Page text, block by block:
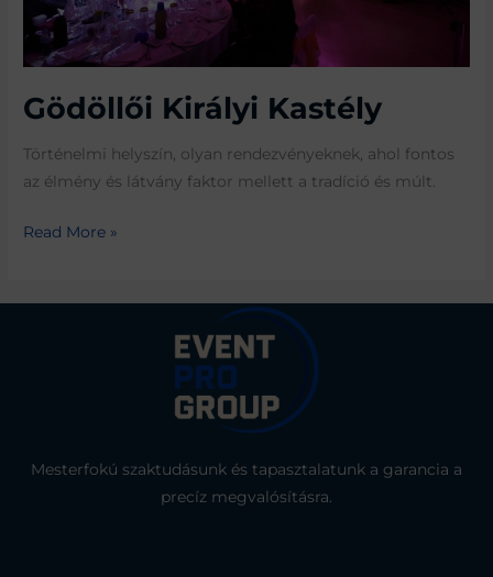
Gödöllői Királyi Kastély
Történelmi helyszín, olyan rendezvényeknek, ahol fontos
az élmény és látvány faktor mellett a tradíció és múlt.
Read More »
Mesterfokú szaktudásunk és tapasztalatunk a garancia a
precíz megvalósításra.